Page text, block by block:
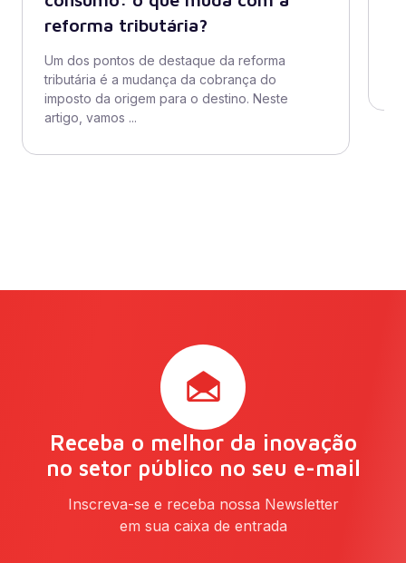
reforma tributária?
Um dos pontos de destaque da reforma
tributária é a mudança da cobrança do
imposto da origem para o destino. Neste
artigo, vamos ...
Receba o melhor da inovação
no setor público no seu e-mail
Inscreva-se e receba nossa Newsletter
em sua caixa de entrada